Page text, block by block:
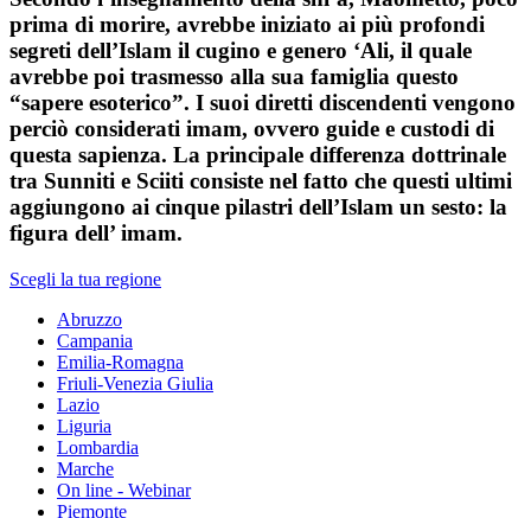
prima di morire, avrebbe iniziato ai più profondi
segreti dell’Islam il cugino e genero ‘Ali, il quale
avrebbe poi trasmesso alla sua famiglia questo
“sapere esoterico”. I suoi diretti discendenti vengono
perciò considerati imam, ovvero guide e custodi di
questa sapienza. La principale differenza dottrinale
tra Sunniti e Sciiti consiste nel fatto che questi ultimi
aggiungono ai cinque pilastri dell’Islam un sesto: la
figura dell’ imam.
Scegli la tua regione
Abruzzo
Campania
Emilia-Romagna
Friuli-Venezia Giulia
Lazio
Liguria
Lombardia
Marche
On line - Webinar
Piemonte